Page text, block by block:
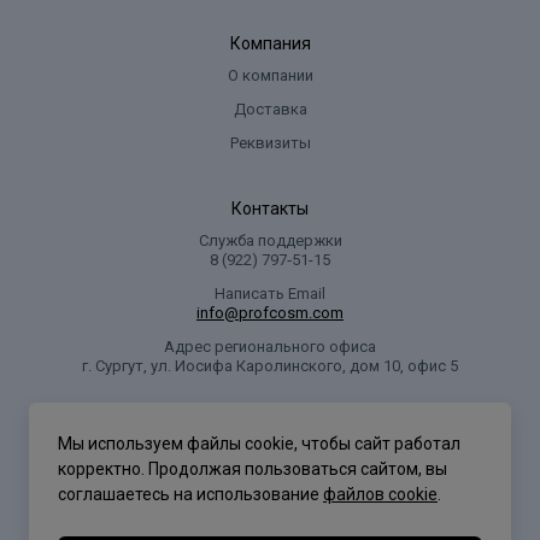
Компания
О компании
Доставка
Реквизиты
Контакты
Служба поддержки
8 (922) 797‑51-15
Написать Email
info@profcosm.com
Адрес регионального офиса
г. Сургут, ул. Иосифа Каролинского, дом 10, офис 5
Мы используем файлы cookie, чтобы сайт работал
корректно. Продолжая пользоваться сайтом, вы
соглашаетесь на использование файлов cookie